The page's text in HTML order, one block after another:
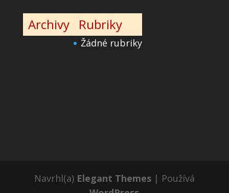
Archivy Rubriky
Žádné rubriky
Navrhl(a) Elegant Themes| Používá